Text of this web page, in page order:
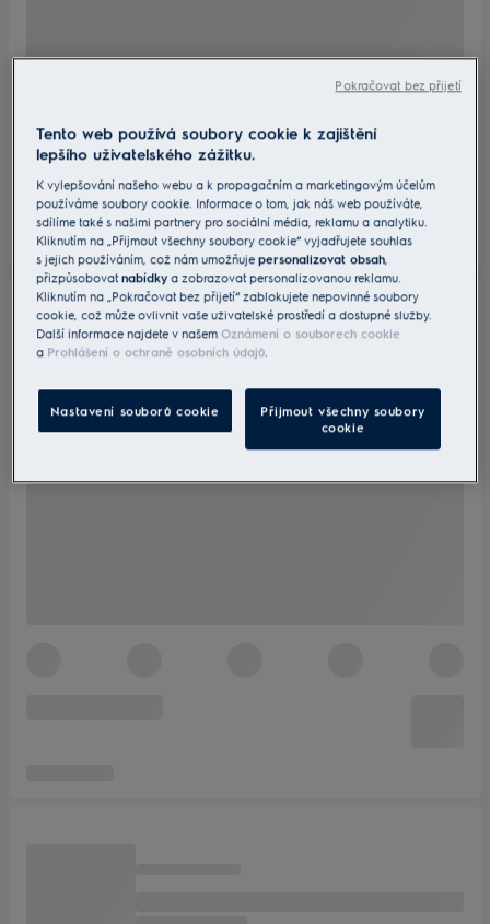
Tento web používá soubory cookie k zajištění
lepšího uživatelského zážitku.
K vylepšování našeho webu a k propagačním a marketingovým účelům
používáme soubory cookie. Informace o tom, jak náš web používáte,
sdílíme také s našimi partnery pro sociální média, reklamu a analytiku.
Kliknutím na „Přijmout všechny soubory cookie“ vyjadřujete souhlas
s jejich používáním, což nám umožňujepersonalizovat obsah,
přizpůsobovatnabídky a zobrazovat personalizovanou reklamu.
Kliknutím na „Pokračovat bez přijetí“ zablokujete nepovinné soubory
cookie, což může ovlivnit vaše uživatelské prostředí a dostupné služby.
Další informace najdete v našemOznámení o souborech cookie
a Prohlášení o ochraně osobních údajů.
Nastavení souborů cookie
Přijmout všechny soubory
cookie
Pokračovat bez přijetí